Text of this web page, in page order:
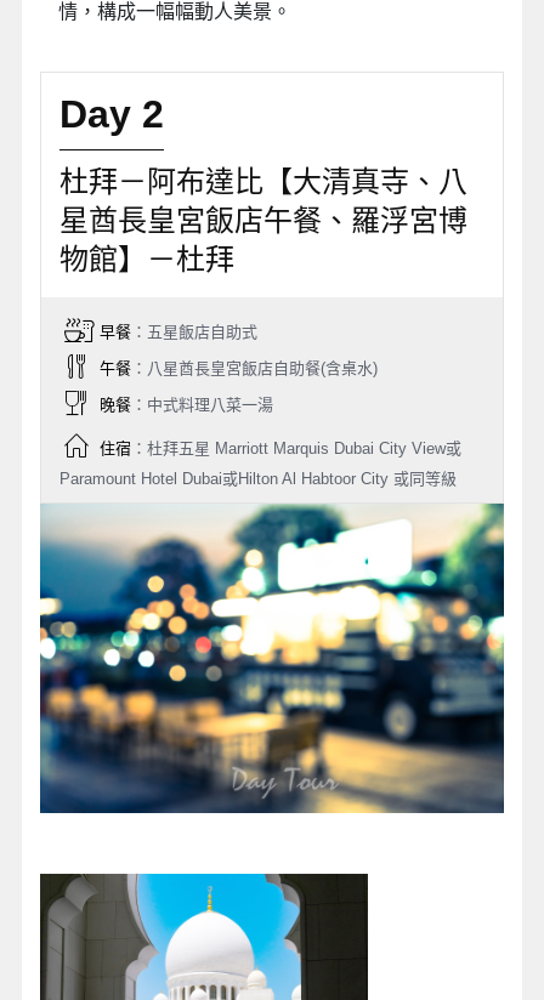
情，構成一幅幅動人美景。
Day 2
杜拜－阿布達比【大清真寺、八
星酋長皇宮飯店午餐、羅浮宮博
物館】－杜拜
早餐：五星飯店自助式
午餐：八星酋長皇宮飯店自助餐(含桌水)
晚餐：中式料理八菜一湯
住宿：杜拜五星 Marriott Marquis Dubai City View或
Paramount Hotel Dubai或Hilton Al Habtoor City 或同等級